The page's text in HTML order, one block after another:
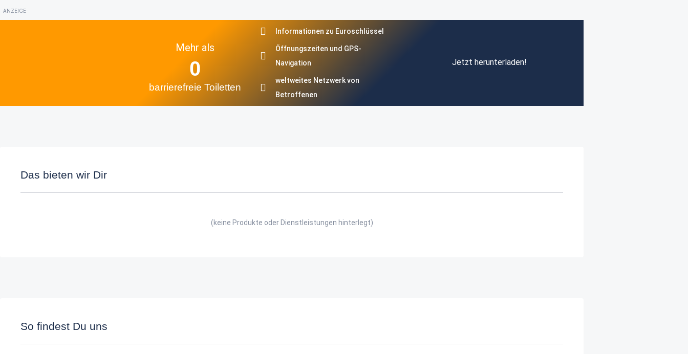
ANZEIGE
Mehr als
barrierefreie Toiletten
0
Informationen zu Euroschlüssel
Öffnungszeiten und GPS-
Navigation
weltweites Netzwerk von
Betroffenen
Jetzt herunterladen!
Das bieten wir Dir
(keine Produkte oder Dienstleistungen hinterlegt)
So findest Du uns